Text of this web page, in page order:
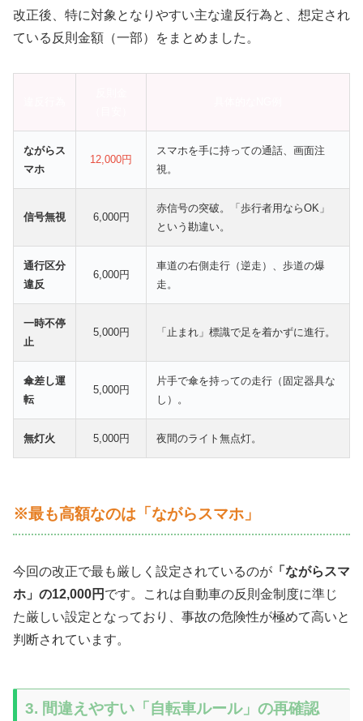
改正後、特に対象となりやすい主な違反行為と、想定され
ている反則金額（一部）をまとめました。
ながらス
マホ
12,000円
スマホを手に持っての通話、画面注
視。
信号無視 6,000円
赤信号の突破。「歩行者用ならOK」
という勘違い。
通行区分
違反
6,000円
車道の右側走行（逆走）、歩道の爆
走。
一時不停
止
5,000円 「止まれ」標識で足を着かずに進行。
傘差し運
転
5,000円
片手で傘を持っての走行（固定器具な
し）。
無灯火 5,000円 夜間のライト無点灯。
※最も高額なのは「ながらスマホ」
今回の改正で最も厳しく設定されているのが 「ながらスマ
ホ」の12,000円 です。これは自動車の反則金制度に準じ
た厳しい設定となっており、事故の危険性が極めて高いと
判断されています。
3. 間違えやすい「自転車ルール」の再確認